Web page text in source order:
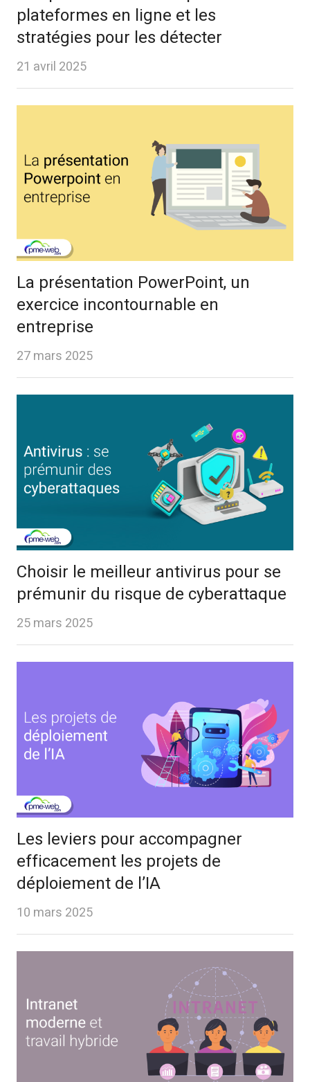
plateformes en ligne et les
stratégies pour les détecter
21 avril 2025
La présentation PowerPoint, un
exercice incontournable en
entreprise
27 mars 2025
Choisir le meilleur antivirus pour se
prémunir du risque de cyberattaque
25 mars 2025
Les leviers pour accompagner
efficacement les projets de
déploiement de l’IA
10 mars 2025